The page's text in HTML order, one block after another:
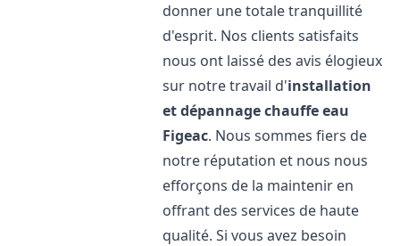
donner une totale tranquillité
d'esprit. Nos clients satisfaits
nous ont laissé des avis élogieux
sur notre travail d'installation
et dépannage chauffe eau
Figeac. Nous sommes fiers de
notre réputation et nous nous
efforçons de la maintenir en
offrant des services de haute
qualité. Si vous avez besoin